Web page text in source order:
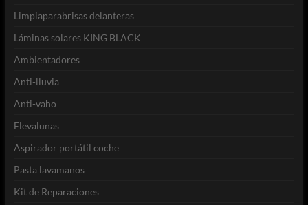
Limpiaparabrisas delanteras
Láminas solares KING BLACK
Ambientadores
Anti-lluvia
Anti-vaho
Elevalunas
Aspirador portátil coche
Pasta lavamanos
Kit de Reparaciones